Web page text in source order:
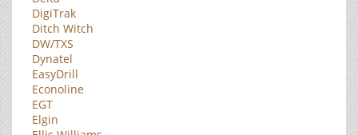
DigiTrak
Ditch Witch
DW/TXS
Dynatel
EasyDrill
Econoline
EGT
Elgin